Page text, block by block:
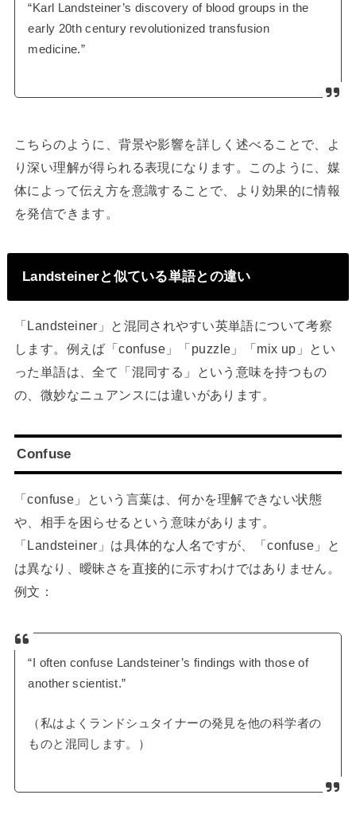
“Karl Landsteiner’s discovery of blood groups in the
early 20th century revolutionized transfusion
medicine.”
こちらのように、背景や影響を詳しく述べることで、よ
り深い理解が得られる表現になります。このように、媒
体によって伝え方を意識することで、より効果的に情報
を発信できます。
Landsteinerと似ている単語との違い
「Landsteiner」と混同されやすい英単語について考察
します。例えば「confuse」「puzzle」「mix up」とい
った単語は、全て「混同する」という意味を持つもの
の、微妙なニュアンスには違いがあります。
Confuse
「confuse」という言葉は、何かを理解できない状態
や、相手を困らせるという意味があります。
「Landsteiner」は具体的な人名ですが、「confuse」と
は異なり、曖昧さを直接的に示すわけではありません。
例文：
“I often confuse Landsteiner’s findings with those of
another scientist.”
（私はよくランドシュタイナーの発見を他の科学者の
ものと混同します。）